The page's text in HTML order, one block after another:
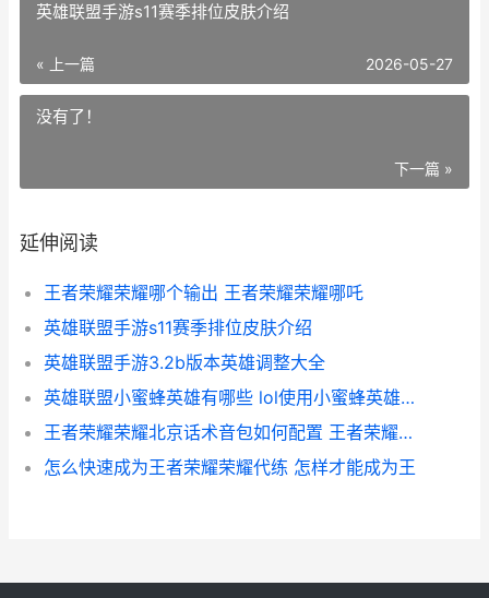
英雄联盟手游s11赛季排位皮肤介绍
« 上一篇 2026-05-27
没有了！
下一篇 »
延伸阅读
王者荣耀荣耀哪个输出 王者荣耀荣耀哪吒
英雄联盟手游s11赛季排位皮肤介绍
英雄联盟手游3.2b版本英雄调整大全
英雄联盟小蜜蜂英雄有哪些 lol使用小蜜蜂英雄进行一局任务怎么做
王者荣耀荣耀北京话术音包如何配置 王者荣耀北笙百家号
怎么快速成为王者荣耀荣耀代练 怎样才能成为王